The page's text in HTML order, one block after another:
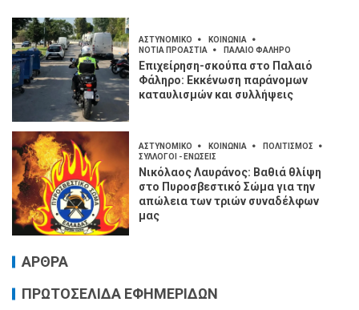
ΑΣΤΥΝΟΜΙΚΟ
ΚΟΙΝΩΝΙΑ
ΝΟΤΙΑ ΠΡΟΑΣΤΙΑ
ΠΑΛΑΙΟ ΦΑΛΗΡΟ
Επιχείρηση-σκούπα στο Παλαιό
Φάληρο: Εκκένωση παράνομων
καταυλισμών και συλλήψεις
ΑΣΤΥΝΟΜΙΚΟ ΚΟΙΝΩΝΙΑ
ΠΟΛΙΤΙΣΜΟΣ
ΣΥΛΛΟΓΟΙ - ΕΝΩΣΕΙΣ
Νικόλαος Λαυράνος: Βαθιά θλίψη
στο Πυροσβεστικό Σώμα για την
απώλεια των τριών συναδέλφων
μας
ΑΡΘΡΑ
ΠΡΩΤΟΣΕΛΙΔΑ ΕΦΗΜΕΡΙΔΩΝ